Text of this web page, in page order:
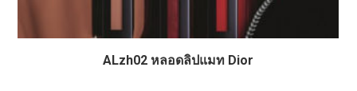
ALzh02 หลอดลิปแมท Dior